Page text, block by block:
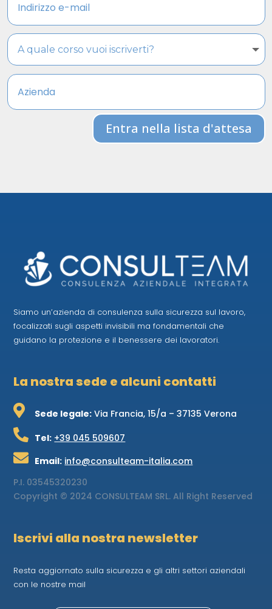
Entra nella lista d'attesa
Siamo un’azienda di consulenza sulla sicurezza sul lavoro,
focalizzati sugli aspetti invisibili ma fondamentali che
guidano la protezione e il benessere dei lavoratori.
La nostra sede e alcuni contatti
Sede legale: Via Francia, 15/a – 37135 Verona

Tel: +39 045 509607

Email: info@consulteam-italia.com

P.I. 03545320230
Copyright © 2024 CONSULTEAM SRL. All Right Reserved
Iscrivi alla nostra newsletter
Resta aggiornato sulla sicurezza e gli altri settori aziendali
con le nostre mail